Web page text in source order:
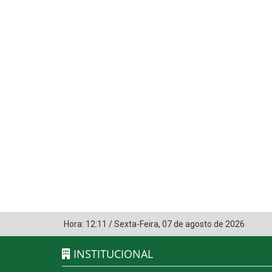
Hora: 12:11 /Sexta-Feira, 07 de agosto de 2026
INSTITUCIONAL